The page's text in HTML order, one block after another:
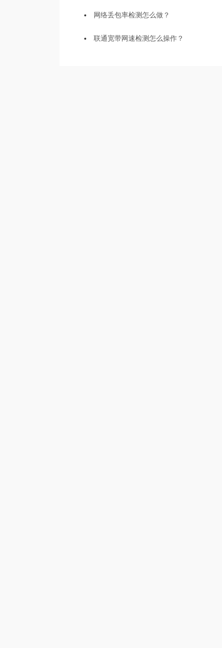
网络丢包率检测怎么做？
联通宽带网速检测怎么操作？